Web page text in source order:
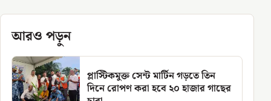
আরও পড়ুন
প্লাস্টিকমুক্ত সেন্ট মার্টিন গড়তে তিন
দিনে রোপণ করা হবে ২০ হাজার গাছের